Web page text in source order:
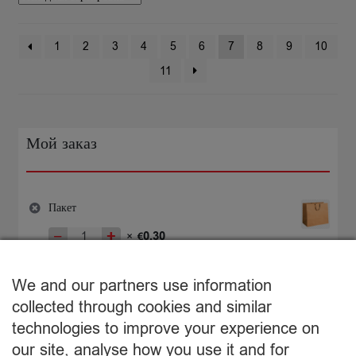
1 2 3 4 5 6 7 8 9
10
11
Мой заказ
Пакет
−
Количество
Пакет
+ × €0,30
Подытог: €0,30
Просмотр корзины
We and our partners use information
collected through cookies and similar
technologies to improve your experience on
our site, analyse how you use it and for